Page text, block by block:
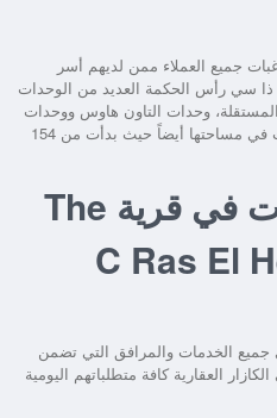
جميع العملاء ممن لديهم أسر
ذا سي رأس الحكمة العديد من الوحدات
المستقلة، وحدات التاون هاوس ووحدات
Beach Houses وتنوعت تلك الوحدات في مساحتها أيضاً حيث بدأت من 154
المرافق والخدمات في قرية The
C Ras El
جميع الخدمات والمرافق التي تضمن
كافة متطلباتهم اليومية